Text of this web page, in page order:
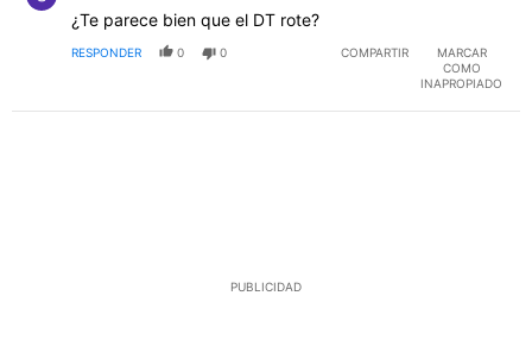
¿Te parece bien que el DT rote?
RESPONDER 0 0 COMPARTIR
MARCAR
COMO
INAPROPIADO
PUBLICIDAD